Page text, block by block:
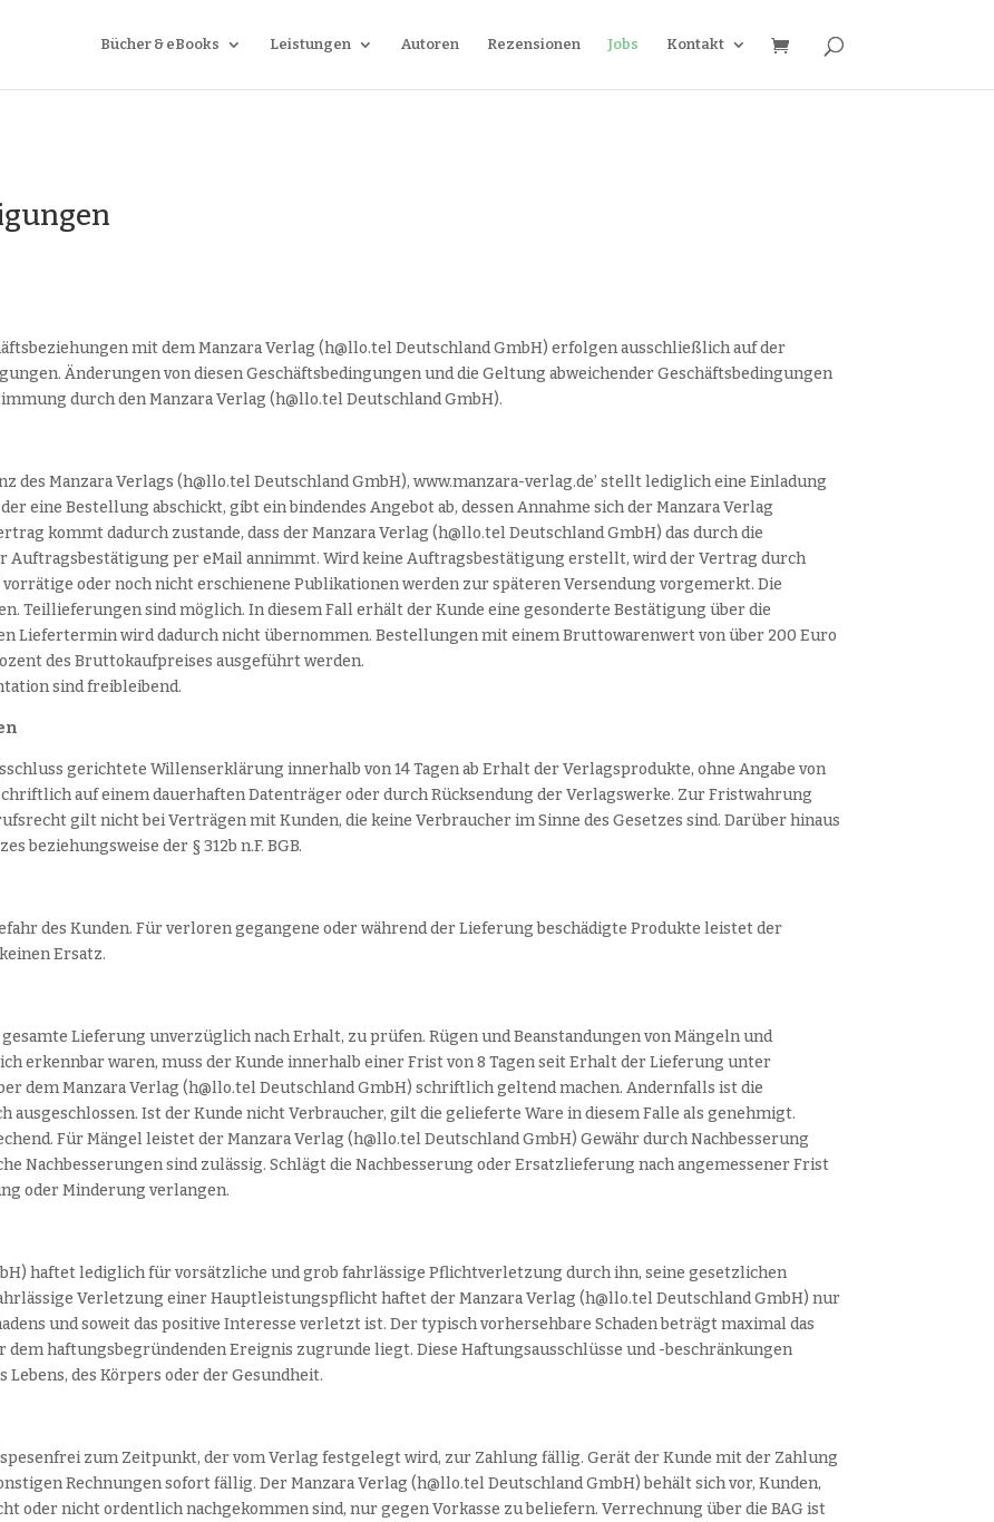
Bücher & eBooks Leistungen Autoren Rezensionen Jobs Kontakt
mit dem Manzara Verlag (h@llo.tel Deutschland GmbH) erfolgen ausschließlich auf der
Änderungen von diesen Geschäftsbedingungen und die Geltung abweichender Geschäftsbedingungen
durch den Manzara Verlag (h@llo.tel Deutschland GmbH).
Manzara Verlags (h@llo.tel Deutschland GmbH), www.manzara-verlag.de’ stellt lediglich eine Einladung
eine Bestellung abschickt, gibt ein bindendes Angebot ab, dessen Annahme sich der Manzara Verlag
kommt dadurch zustande, dass der Manzara Verlag (h@llo.tel Deutschland GmbH) das durch die
per eMail annimmt. Wird keine Auftragsbestätigung erstellt, wird der Vertrag durch
oder noch nicht erschienene Publikationen werden zur späteren Versendung vorgemerkt. Die
Teillieferungen sind möglich. In diesem Fall erhält der Kunde eine gesonderte Bestätigung über die
Liefertermin wird dadurch nicht übernommen. Bestellungen mit einem Bruttowarenwert von über 200 Euro
des Bruttokaufpreises ausgeführt werden.
sind freibleibend.
gerichtete Willenserklärung innerhalb von 14 Tagen ab Erhalt der Verlagsprodukte, ohne Angabe von
auf einem dauerhaften Datenträger oder durch Rücksendung der Verlagswerke. Zur Fristwahrung
gilt nicht bei Verträgen mit Kunden, die keine Verbraucher im Sinne des Gesetzes sind. Darüber hinaus
beziehungsweise der § 312b n.F. BGB.
des Kunden. Für verloren gegangene oder während der Lieferung beschädigte Produkte leistet der
Ersatz.
Lieferung unverzüglich nach Erhalt, zu prüfen. Rügen und Beanstandungen von Mängeln und
erkennbar waren, muss der Kunde innerhalb einer Frist von 8 Tagen seit Erhalt der Lieferung unter
dem Manzara Verlag (h@llo.tel Deutschland GmbH) schriftlich geltend machen. Andernfalls ist die
ausgeschlossen. Ist der Kunde nicht Verbraucher, gilt die gelieferte Ware in diesem Falle als genehmigt.
Für Mängel leistet der Manzara Verlag (h@llo.tel Deutschland GmbH) Gewähr durch Nachbesserung
Nachbesserungen sind zulässig. Schlägt die Nachbesserung oder Ersatzlieferung nach angemessener Frist
oder Minderung verlangen.
haftet lediglich für vorsätzliche und grob fahrlässige Pflichtverletzung durch ihn, seine gesetzlichen
Verletzung einer Hauptleistungspflicht haftet der Manzara Verlag (h@llo.tel Deutschland GmbH) nur
und soweit das positive Interesse verletzt ist. Der typisch vorhersehbare Schaden beträgt maximal das
haftungsbegründenden Ereignis zugrunde liegt. Diese Haftungsausschlüsse und -beschränkungen
des Körpers oder der Gesundheit.
zum Zeitpunkt, der vom Verlag festgelegt wird, zur Zahlung fällig. Gerät der Kunde mit der Zahlung
Rechnungen sofort fällig. Der Manzara Verlag (h@llo.tel Deutschland GmbH) behält sich vor, Kunden,
oder nicht ordentlich nachgekommen sind, nur gegen Vorkasse zu beliefern. Verrechnung über die BAG ist